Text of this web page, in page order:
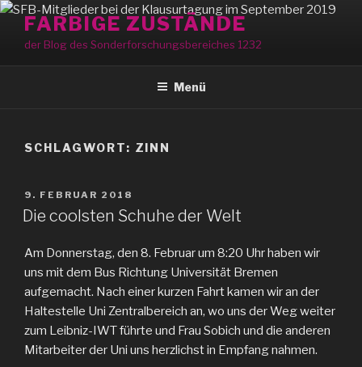
Zum
Inhalt
springen
FARBIGE ZUSTÄNDE
der Blog des Sonderforschungsbereiches 1232
Menü
SCHLAGWORT: ZINN
VERÖFFENTLICHT
AM
9. FEBRUAR 2018
Die coolsten Schuhe der Welt
Am Donnerstag, den 8. Februar um 8:20 Uhr haben wir
uns mit dem Bus Richtung Universität Bremen
aufgemacht. Nach einer kurzen Fahrt kamen wir an der
Haltestelle Uni Zentralbereich an, wo uns der Weg weiter
zum Leibniz-IWT führte und Frau Sobich und die anderen
Mitarbeiter der Uni uns herzlichst in Empfang nahmen.